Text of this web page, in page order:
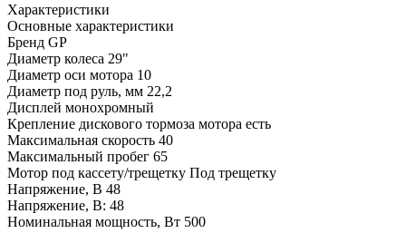
Характеристики
Основные характеристики
Бренд GP
Диаметр колеса 29"
Диаметр оси мотора 10
Диаметр под руль, мм 22,2
Дисплей монохромный
Крепление дискового тормоза мотора есть
Максимальная скорость 40
Максимальный пробег 65
Мотор под кассету/трещетку Под трещетку
Напряжение, В 48
Напряжение, В: 48
Номинальная мощность, Вт 500